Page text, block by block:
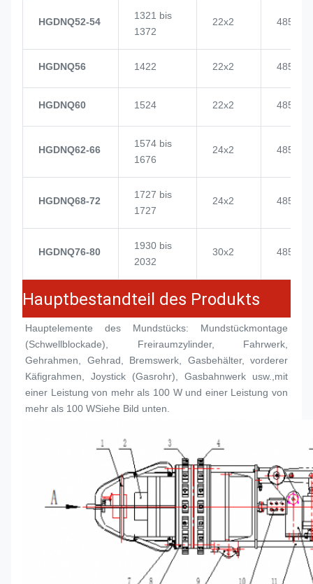
HGDNQ52-54
1321 bis
1372
22x2 4855
HGDNQ56 1422 22x2 4855
HGDNQ60 1524 22x2 4855
HGDNQ62-66
1574 bis
1676
24x2 4855
HGDNQ68-72
1727 bis
1727
24x2 4855
HGDNQ76-80
1930 bis
2032
30x2 4855
Hauptbestandteil des Produkts
Hauptelemente des Mundstücks: Mundstückmontage
(Schwellblockade), Freiraumzylinder, Fahrwerk,
Gehrahmen, Gehrad, Bremswerk, Gasbehälter, vorderer
Käfigrahmen, Joystick (Gasrohr), Gasbahnwerk usw.,mit
einer Leistung von mehr als 100 W und einer Leistung von
mehr als 100 WSiehe Bild unten.